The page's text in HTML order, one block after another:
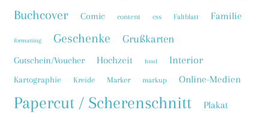
Buchcover Comic content css Faltblatt Familie
formatting Geschenke Grußkarten
Gutschein/Voucher Hochzeit html Interior
Kartographie Kreide Marker markup Online-Medien
Papercut / Scherenschnitt Plakat